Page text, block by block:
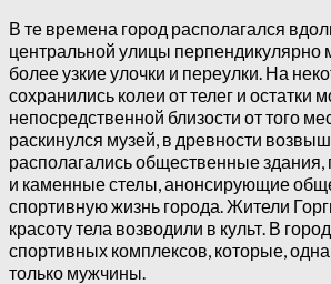
В те времена город располагался
центральной улицы перпендикулярно
более узкие улочки и переулки. На
сохранились колеи от телег и остатки
непосредственной близости от того
раскинулся музей, в древности
располагались общественные здания,
и каменные стелы, анонсирующие
спортивную жизнь города. Жители
красоту тела возводили в культ. В
спортивных комплексов, которые,
только мужчины.